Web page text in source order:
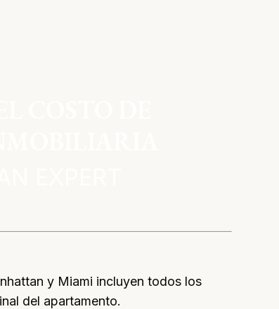
y Miami incluyen todos los
del apartamento.